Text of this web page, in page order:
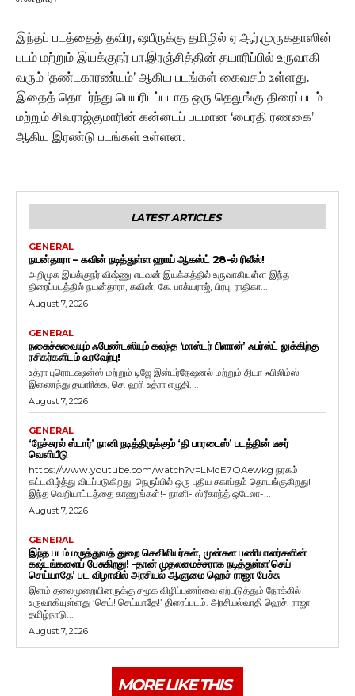
இந்தப் படத்தைத் தவிர, ஷபீருக்கு தமிழில் ஏ.ஆர்.முருகதாஸின்
படம் மற்றும் இயக்குநர் பா.இரஞ்சித்தின் தயாரிப்பில் உருவாகி
வரும் ‘தண்டகாரண்யம்’ ஆகிய படங்கள் கைவசம் உள்ளது.
இதைத் தொடர்ந்து பெயரிடப்படாத ஒரு தெலுங்கு திரைப்படம்
மற்றும் சிவராஜ்குமாரின் கன்னடப் படமான ‘பைரதி ரணகை’
ஆகிய இரண்டு படங்கள் உள்ளன.
LATEST ARTICLES
GENERAL
நயன்தாரா – கவின் நடித்துள்ள ஹாய் ஆகஸ்ட் 28-ல் ரிலீஸ்!
அறிமுக இயக்குநர் விஷ்ணு எடவன் இயக்கத்தில் உருவாகியுள்ள இந்த
திரைப்படத்தில் நயன்தாரா, கவின், கே. பாக்யராஜ், பிரபு, ராதிகா...
August 7, 2026
GENERAL
நகைச்சுவையும் ஃபேண்டஸியும் கலந்த ‘மாஸ்டர் பிளான்’ ஃபர்ஸ்ட் லுக்கிற்கு
ரசிகர்களிடம் வரவேற்பு!
உத்ரா புரொடக்ஷன்ஸ் மற்றும் டிஜே இன்டர்நேஷனல் மற்றும் தியா ஃபிலிம்ஸ்
இணைந்து தயாரிக்க, செ. ஹரி உத்ரா எழுதி,...
August 7, 2026
GENERAL
‘நேச்சுரல் ஸ்டார்’ நானி நடித்திருக்கும் ‘தி பாரடைஸ்’ படத்தின் டீசர்
வெளியீடு
https://www.youtube.com/watch?v=LMqE7OAewkg நரகம்
கட்டவிழ்த்து விடப்படுகிறது! நெருப்பில் ஒரு புதிய சகாப்தம் தொடங்குகிறது!
இந்த வெறியாட்டத்தை காணுங்கள்!- நானி- ஸ்ரீகாந்த் ஒடேலா-...
August 7, 2026
GENERAL
இந்த படம் மருத்துவத் துறை செவிலியர்கள், முன்கள பணியாளர்களின்
கஷ்டங்களைப் பேசுகிறது! -தான் முதலமைச்சராக நடித்துள்ள’செய்
செய்யாதே’ பட விழாவில் அரசியல் ஆளுமை ஹெச் ராஜா பேச்சு
இளம் தலைமுறையினருக்கு சமூக விழிப்புணர்வை ஏற்படுத்தும் நோக்கில்
உருவாகியுள்ளது ‘செய்! செய்யாதே!’ திரைப்படம். அரசியல்வாதி ஹெச். ராஜா
தமிழ்நாடு...
August 7, 2026
MORE LIKE THIS